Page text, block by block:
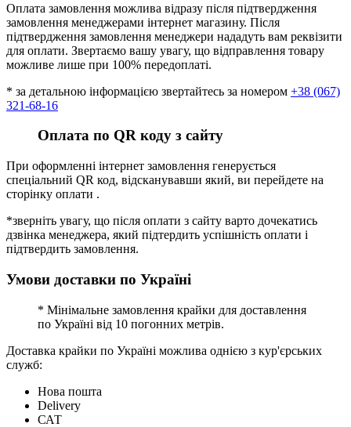
Оплата замовлення можлива відразу після підтвердження
замовлення менеджерами інтернет магазину. Після
підтвердження замовлення менеджери нададуть вам реквізити
для оплати. Звертаємо вашу увагу, що відправлення товару
можливе лише при 100% передоплаті.
* за детальною інформацією звертайтесь за номером +38 (067)
321-68-16
Оплата по QR коду з сайту
При оформленні інтернет замовлення генерується
спеціальний QR код, відсканувавши який, ви перейдете на
сторінку оплати .
*зверніть увагу, що після оплати з сайту варто дочекатись
дзвінка менеджера, який підтердить успішність оплати і
підтвердить замовлення.
Умови доставки по Україні
* Мінімальне замовлення крайки для доставлення
по Україні від 10 погонних метрів.
Доставка крайки по Україні можлива однією з кур'єрських
служб:
Нова пошта
Delivery
САТ